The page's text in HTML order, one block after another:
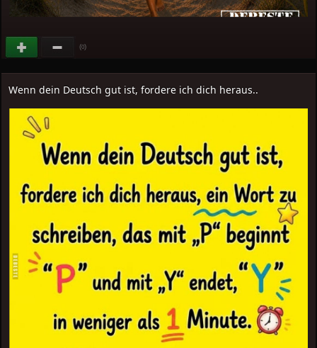
(0)
Wenn dein Deutsch gut ist, fordere ich dich heraus..